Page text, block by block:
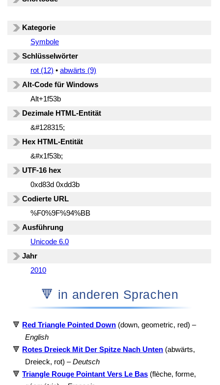
Kategorie
Symbole
Schlüsselwörter
rot (12) • abwärts (9)
Alt-Code für Windows
Alt+1f53b
Dezimale HTML-Entität
&#128315;
Hex HTML-Entität
&#x1f53b;
UTF-16 hex
0xd83d 0xdd3b
Codierte URL
%F0%9F%94%BB
Ausführung
Unicode 6.0
Jahr
2010
🔻 in anderen Sprachen
🔻 Red Triangle Pointed Down (down, geometric, red) –
English
🔻 Rotes Dreieck Mit Der Spitze Nach Unten (abwärts,
Dreieck, rot) –Deutsch
🔻 Triangle Rouge Pointant Vers Le Bas (flèche, forme,